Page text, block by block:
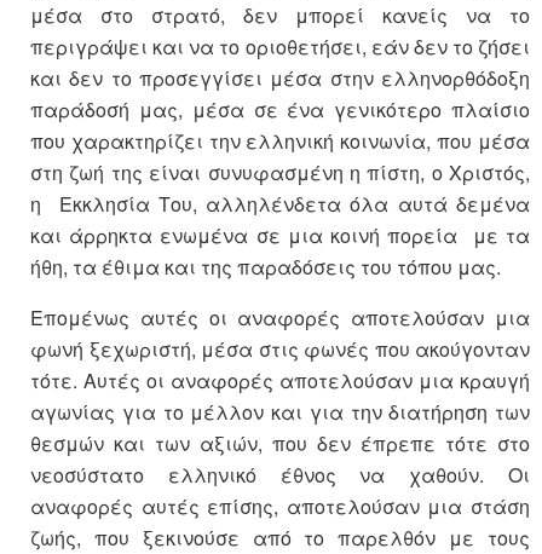
μέσα στο στρατό, δεν μπορεί κανείς να το
περιγράψει και να το οριοθετήσει, εάν δεν το ζήσει
και δεν το προσεγγίσει μέσα στην ελληνορθόδοξη
παράδοσή μας, μέσα σε ένα γενικότερο πλαίσιο
που χαρακτηρίζει την ελληνική κοινωνία, που μέσα
στη ζωή της είναι συνυφασμένη η πίστη, ο Χριστός,
η Εκκλησία Του, αλληλένδετα όλα αυτά δεμένα
και άρρηκτα ενωμένα σε μια κοινή πορεία με τα
ήθη, τα έθιμα και της παραδόσεις του τόπου μας.
Επομένως αυτές οι αναφορές αποτελούσαν μια
φωνή ξεχωριστή, μέσα στις φωνές που ακούγονταν
τότε. Αυτές οι αναφορές αποτελούσαν μια κραυγή
αγωνίας για το μέλλον και για την διατήρηση των
θεσμών και των αξιών, που δεν έπρεπε τότε στο
νεοσύστατο ελληνικό έθνος να χαθούν. Οι
αναφορές αυτές επίσης, αποτελούσαν μια στάση
ζωής, που ξεκινούσε από το παρελθόν με τους